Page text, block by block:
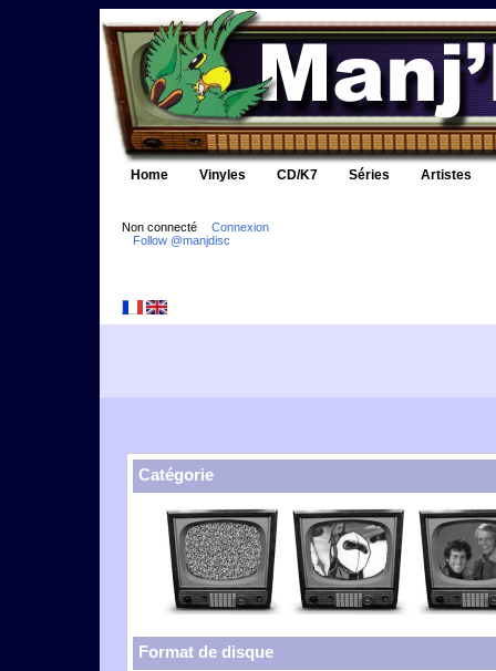
Home Vinyles CD/K7 Séries Artistes
Non connecté
Connexion
Follow @manjdisc
Catégorie
Format de disque